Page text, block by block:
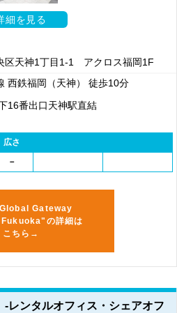
細を見る
区天神1丁目1-1 アクロス福岡1F
西鉄福岡（天神） 徒歩10分
16番出口天神駅直結
広さ
－
Gateway
の詳細は
こちら→
レンタルオフィス・シェアオフ